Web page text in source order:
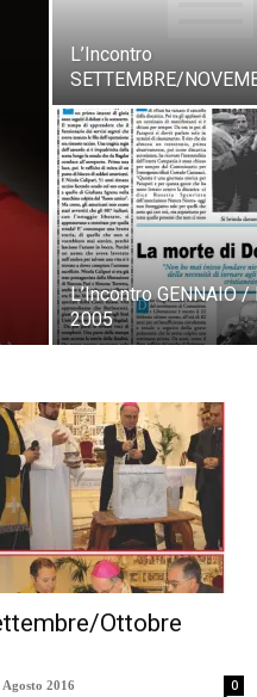
L’Incontro
SETTEMBRE/
L’Incontro GENNAIO /
2005
Ottobre
Agosto 2016 0